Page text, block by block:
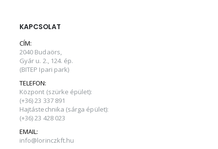
KAPCSOLAT
CÍM:
2040 Budaörs,
Gyár u. 2., 124. ép.
(BITEP Ipari park)
TELEFON:
Központ (szürke épület):
(+36) 23 337 891
Hajtástechnika (sárga épület):
(+36) 23 428 023
EMAIL:
info@lorinczkft.hu